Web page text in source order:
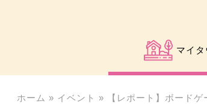
マイタ
ホーム » イベント » 【レポート】ボード